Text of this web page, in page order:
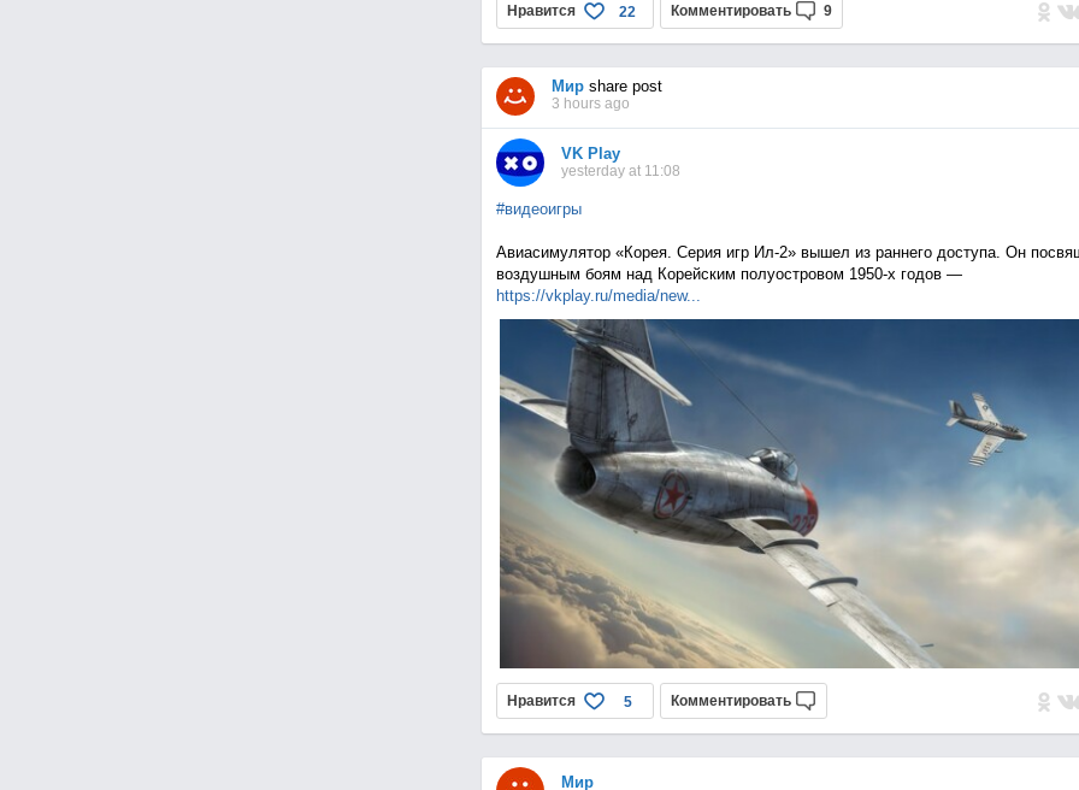
Нравится 22 Комментировать 9
Мирshare post
3 hours ago
VK Play
yesterday at 11:08
#видеоигры
Авиасимулятор «Корея. Серия игр Ил-2» вышел из раннего доступа. Он
воздушным боям над Корейским полуостровом 1950-х годов —
https://vkplay.ru/media/new...
Нравится 5 Комментировать
Мир